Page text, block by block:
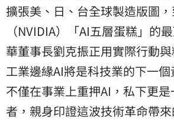
擴張美、日、台全球製造版圖
（NVIDIA）「AI五層蛋糕」的
華董事長劉克振正用實際行動與
工業邊緣AI將是科技業的下一
不僅在事業上重押AI，私下更
者，親身印證這波技術革命帶來